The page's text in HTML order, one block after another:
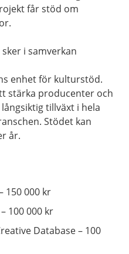
får stöd om
i samverkan
enhet för kulturstöd.
stärka producenter och
tillväxt i hela
Stödet kan
år.
150 000 kr
100 000 kr
Database – 100